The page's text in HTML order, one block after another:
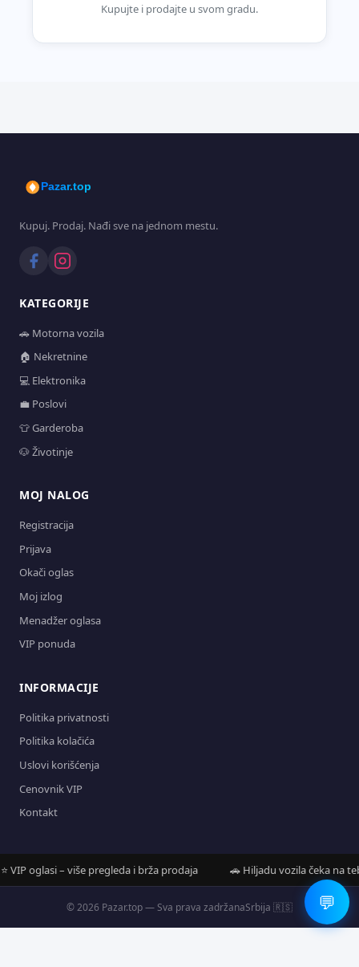
Kupujte i prodajte u svom gradu.
Pazar.top
Kupuj. Prodaj. Nađi sve na jednom mestu.
KATEGORIJE
🚗 Motorna vozila
🏠 Nekretnine
💻 Elektronika
💼 Poslovi
👕 Garderoba
🐶 Životinje
MOJ NALOG
Registracija
Prijava
Okači oglas
Moj izlog
Menadžer oglasa
VIP ponuda
INFORMACIJE
Politika privatnosti
Politika kolačića
Uslovi korišćenja
Cenovnik VIP
Kontakt
oglasi – više pregleda i brža prodaja 🚗 Hiljadu vozila čeka na tebe
© 2026 Pazar.top — Sva prava zadržanaSrbija 🇷🇸 💬